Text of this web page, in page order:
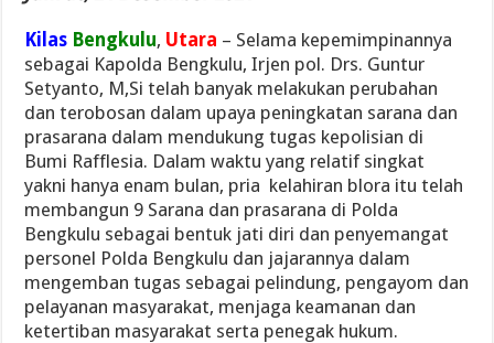
Kilas Bengkulu, Utara – Selama kepemimpinannya
sebagai Kapolda Bengkulu, Irjen pol. Drs. Guntur
Setyanto, M,Si telah banyak melakukan perubahan
dan terobosan dalam upaya peningkatan sarana dan
prasarana dalam mendukung tugas kepolisian di
Bumi Rafflesia. Dalam waktu yang relatif singkat
yakni hanya enam bulan, pria kelahiran blora itu telah
membangun 9 Sarana dan prasarana di Polda
Bengkulu sebagai bentuk jati diri dan penyemangat
personel Polda Bengkulu dan jajarannya dalam
mengemban tugas sebagai pelindung, pengayom dan
pelayanan masyarakat, menjaga keamanan dan
ketertiban masyarakat serta penegak hukum.